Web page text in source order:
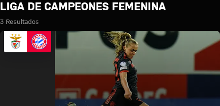
Búsqueda: Liga de Campeones
LIGA DE CAMPEONES FEMENINA
3 Resultados